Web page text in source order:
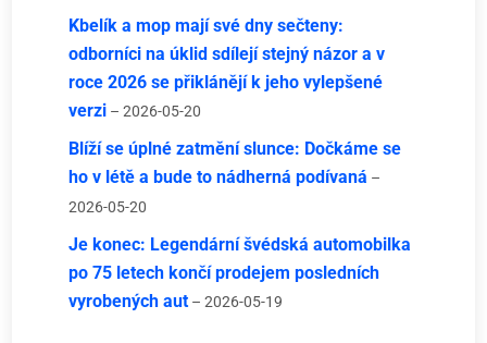
Kbelík a mop mají své dny sečteny:
odborníci na úklid sdílejí stejný názor a v
roce 2026 se přiklánějí k jeho vylepšené
verzi – 2026-05-20
Blíží se úplné zatmění slunce: Dočkáme se
ho v létě a bude to nádherná podívaná –
2026-05-20
Je konec: Legendární švédská automobilka
po 75 letech končí prodejem posledních
vyrobených aut – 2026-05-19